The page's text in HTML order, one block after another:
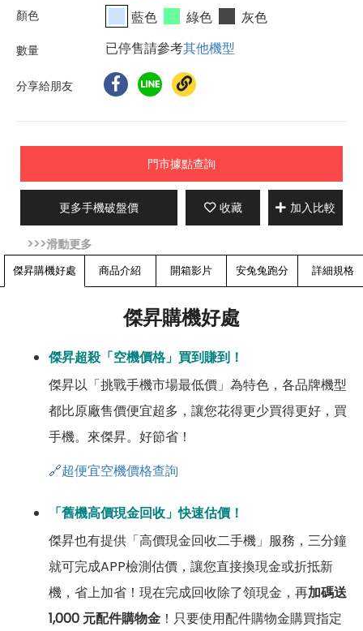
藍色 綠色
灰色
已停售請參考其他機型
分享給朋友
門市據點查詢
更多手機破盤價 收藏 加入比較
傑昇購機好處 商品介紹 開箱影片 安兔兔跑分 詳細規格
傑昇購機好處
傑昇超殺「空機價格」買到賺到！
傑昇以「挑戰手機市場最低價」為特色，各品牌機型
都比原廠售價便宜超多，讓您花得更少買得更好，買
手機。來傑昇。好節省！
🔗超便宜空機價格查詢
「舊機高價現金回收」快速估價！
傑昇也有提供「高價現金回收二手機」服務，三分鐘
就可完成APP檢測估價，讓您直接換現金或折抵新
機，省上加省！現在完成回收除了領現金，再加碼送
1,000 元配件購物金 ！只要使用配件購物金購買指定